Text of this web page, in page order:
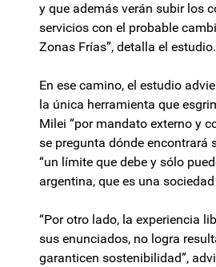
y que además verán subir los
servicios con el probable
Zonas Frías”, detalla el estudio.
En ese camino, el estudio
la única herramienta que
Milei “por mandato externo y
se pregunta dónde encontrará
“un límite que debe y sólo
argentina, que es una sociedad
“Por otro lado, la experiencia
sus enunciados, no logra
garanticen sostenibilidad”,